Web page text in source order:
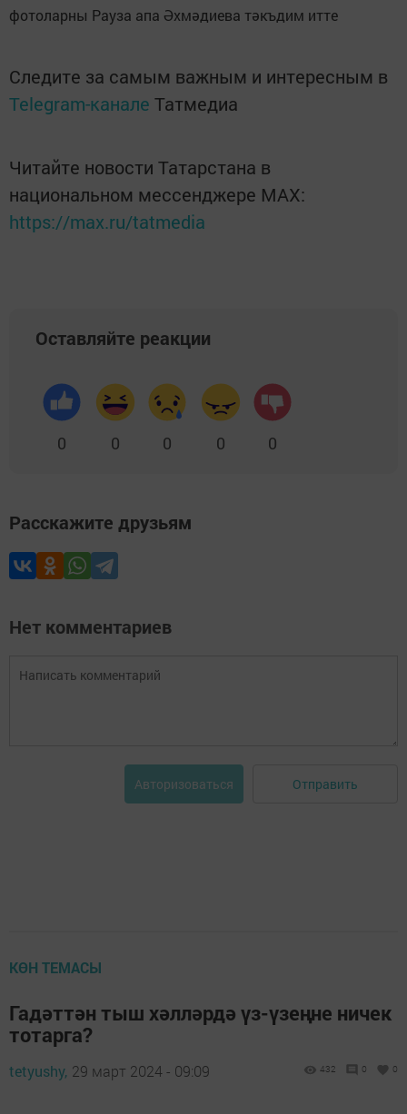
фотоларны Рауза апа Әхмәдиева тәкъдим итте
Следите за самым важным и интересным в
Telegram-канале Татмедиа
Читайте новости Татарстана в
национальном мессенджере MАХ:
https://max.ru/tatmedia
Оставляйте реакции
0 0 0 0 0
Расскажите друзьям
Нет комментариев
Авторизоваться Отправить
КӨН ТЕМАСЫ
Гадәттән тыш хәлләрдә үз-үзеңне ничек
тотарга?
tetyushy, 29 март 2024 - 09:09 432 0 0